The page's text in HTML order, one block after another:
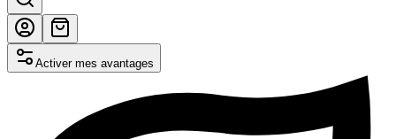
Activer mes avantages